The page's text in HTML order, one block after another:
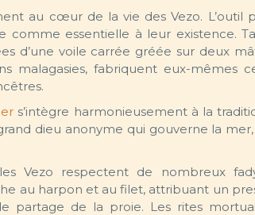
au cœur de la vie des Vezo. L’outil
essentielle à leur existence.
d’une voile carrée gréée sur deux
malagasies, fabriquent eux-mêmes
s’intègre harmonieusement à la
dieu anonyme qui gouverne la mer,
Vezo respectent de nombreux
au harpon et au filet, attribuant un
partage de la proie. Les rites